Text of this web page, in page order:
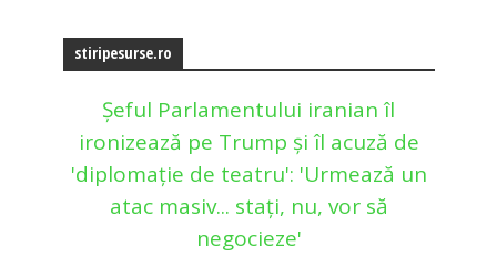
stiripesurse.ro
Șeful Parlamentului iranian îl
ironizează pe Trump și îl acuză de
'diplomație de teatru': 'Urmează un
atac masiv... stați, nu, vor să
negocieze'